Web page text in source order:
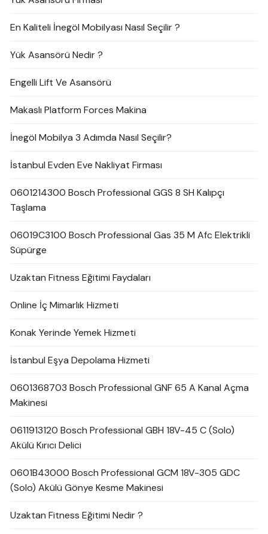
En Kaliteli İnegöl Mobilyası Nasıl Seçilir ?
Yük Asansörü Nedir ?
Engelli Lift Ve Asansörü
Makaslı Platform Forces Makina
İnegöl Mobilya 3 Adımda Nasıl Seçilir?
İstanbul Evden Eve Nakliyat Firması
0601214300 Bosch Professional GGS 8 SH Kalıpçı
Taşlama
06019C3100 Bosch Professional Gas 35 M Afc Elektrikli
Süpürge
Uzaktan Fitness Eğitimi Faydaları
Online İç Mimarlık Hizmeti
Konak Yerinde Yemek Hizmeti
İstanbul Eşya Depolama Hizmeti
0601368703 Bosch Professional GNF 65 A Kanal Açma
Makinesi
0611913120 Bosch Professional GBH 18V-45 C (Solo)
Akülü Kırıcı Delici
0601B43000 Bosch Professional GCM 18V-305 GDC
(Solo) Akülü Gönye Kesme Makinesi
Uzaktan Fitness Eğitimi Nedir ?